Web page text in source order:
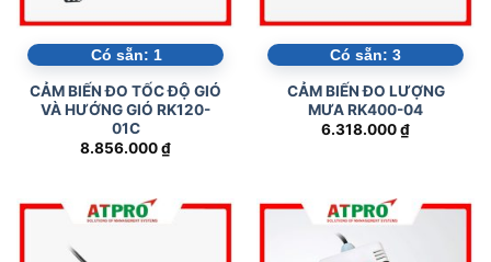
Có sẵn: 1
CẢM BIẾN ĐO TỐC ĐỘ GIÓ
VÀ HƯỚNG GIÓ RK120-
01C
8.856.000₫
Có sẵn: 3
CẢM BIẾN ĐO LƯỢNG
MƯA RK400-04
6.318.000₫